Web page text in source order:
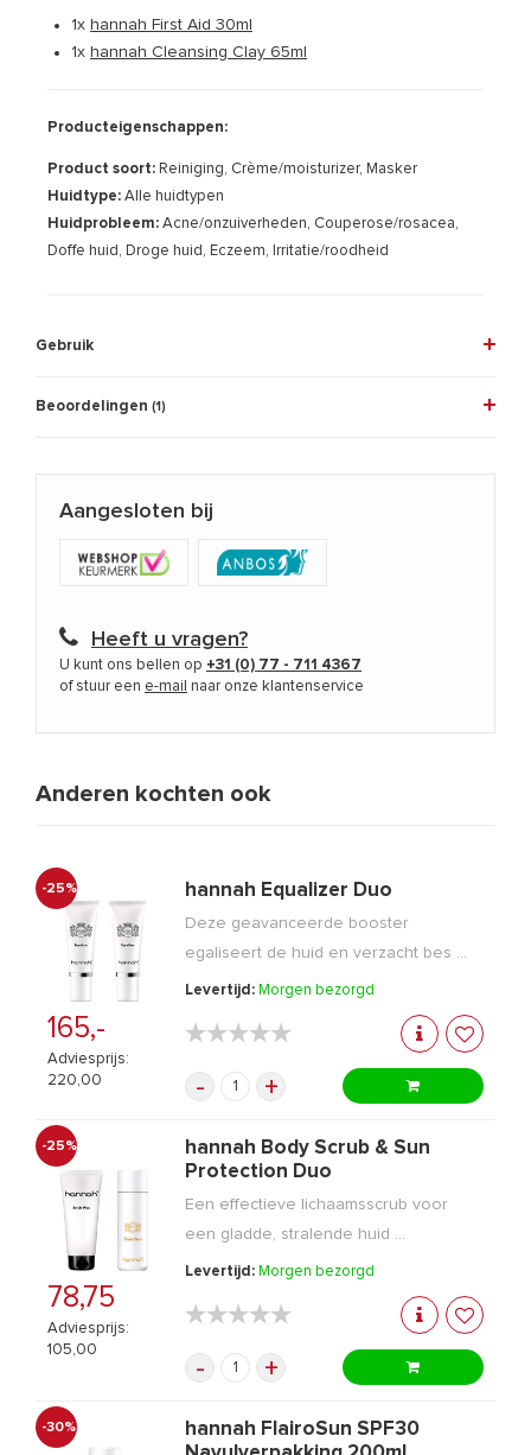
1x hannah First Aid 30ml
1x hannah Cleansing Clay 65ml
Producteigenschappen:
Product soort: Reiniging, Crème/moisturizer, Masker
Huidtype: Alle huidtypen
Huidprobleem: Acne/onzuiverheden, Couperose/rosacea,
Doffe huid, Droge huid, Eczeem, Irritatie/roodheid
Gebruik
Beoordelingen (1)
Aangesloten bij
Heeft u vragen?
U kunt ons bellen op +31 (0) 77 - 711 4367
of stuur een e-mail naar onze klantenservice
Anderen kochten ook
-25%
165,-
Adviesprijs:
220,00
hannah Equalizer Duo
Deze geavanceerde booster
egaliseert de huid en verzacht bes ...
Levertijd: Morgen bezorgd
★★★★★
★★★★★
- +
-25%
78,75
Adviesprijs:
105,00
hannah Body Scrub & Sun
Protection Duo
Een effectieve lichaamsscrub voor
een gladde, stralende huid ...
Levertijd: Morgen bezorgd
★★★★★
★★★★★
- +
-30%
hannah FlairoSun SPF30